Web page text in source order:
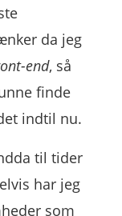
da jeg
end, så
finde
indtil nu.
til tider
har jeg
som